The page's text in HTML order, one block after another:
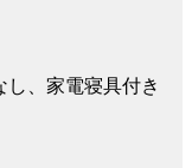
、家電寝具付き